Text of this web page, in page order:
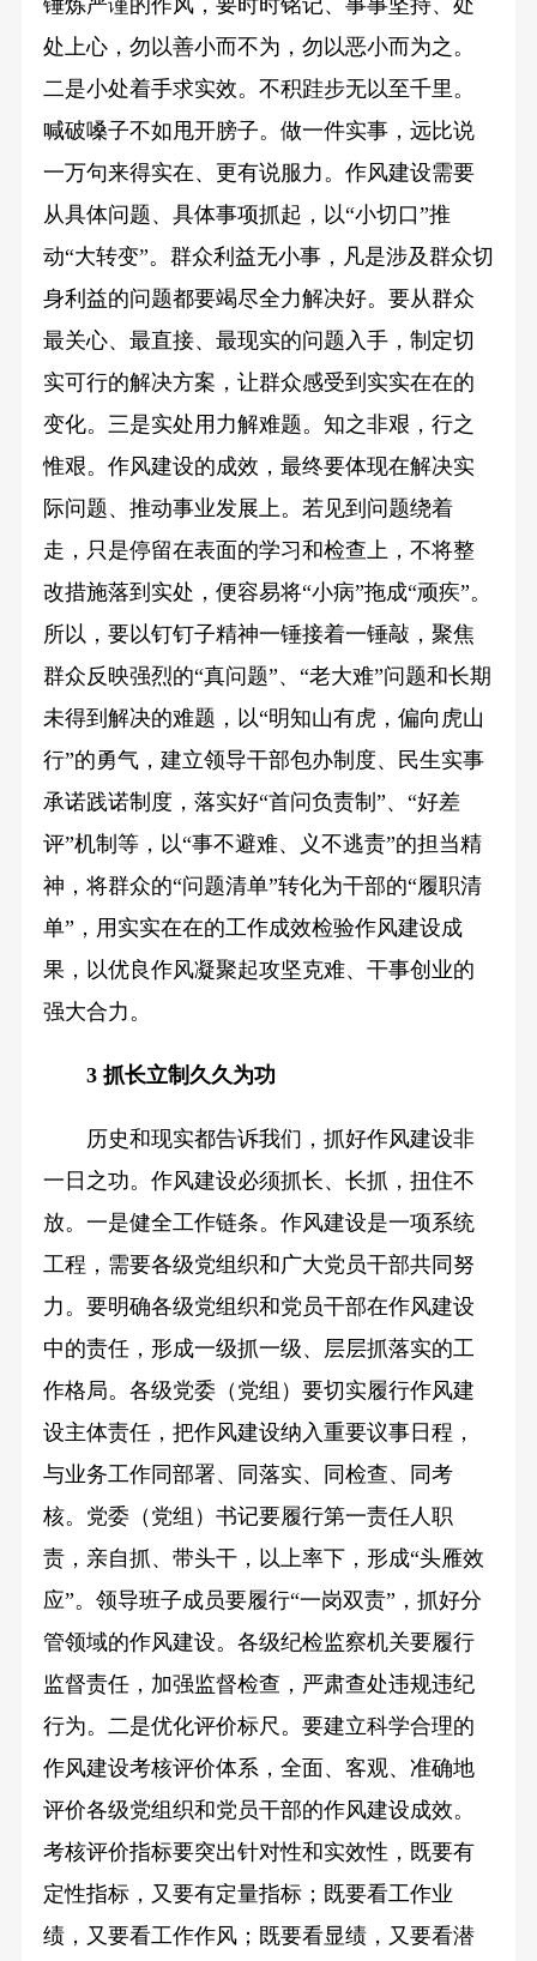
锤炼严谨的作风，要时时铭记、事事坚持、处
处上心，勿以善小而不为，勿以恶小而为之。
二是小处着手求实效。不积跬步无以至千里。
喊破嗓子不如甩开膀子。做一件实事，远比说
一万句来得实在、更有说服力。作风建设需要
从具体问题、具体事项抓起，以“小切口”推
动“大转变”。群众利益无小事，凡是涉及群众切
身利益的问题都要竭尽全力解决好。要从群众
最关心、最直接、最现实的问题入手，制定切
实可行的解决方案，让群众感受到实实在在的
变化。三是实处用力解难题。知之非艰，行之
惟艰。作风建设的成效，最终要体现在解决实
际问题、推动事业发展上。若见到问题绕着
走，只是停留在表面的学习和检查上，不将整
改措施落到实处，便容易将“小病”拖成“顽疾”。
所以，要以钉钉子精神一锤接着一锤敲，聚焦
群众反映强烈的“真问题”、“老大难”问题和长期
未得到解决的难题，以“明知山有虎，偏向虎山
行”的勇气，建立领导干部包办制度、民生实事
承诺践诺制度，落实好“首问负责制”、“好差
评”机制等，以“事不避难、义不逃责”的担当精
神，将群众的“问题清单”转化为干部的“履职清
单”，用实实在在的工作成效检验作风建设成
果，以优良作风凝聚起攻坚克难、干事创业的
强大合力。
3 抓长立制久久为功
历史和现实都告诉我们，抓好作风建设非
一日之功。作风建设必须抓长、长抓，扭住不
放。一是健全工作链条。作风建设是一项系统
工程，需要各级党组织和广大党员干部共同努
力。要明确各级党组织和党员干部在作风建设
中的责任，形成一级抓一级、层层抓落实的工
作格局。各级党委（党组）要切实履行作风建
设主体责任，把作风建设纳入重要议事日程，
与业务工作同部署、同落实、同检查、同考
核。党委（党组）书记要履行第一责任人职
责，亲自抓、带头干，以上率下，形成“头雁效
应”。领导班子成员要履行“一岗双责”，抓好分
管领域的作风建设。各级纪检监察机关要履行
监督责任，加强监督检查，严肃查处违规违纪
行为。二是优化评价标尺。要建立科学合理的
作风建设考核评价体系，全面、客观、准确地
评价各级党组织和党员干部的作风建设成效。
考核评价指标要突出针对性和实效性，既要有
定性指标，又要有定量指标；既要看工作业
绩，又要看工作作风；既要看显绩，又要看潜